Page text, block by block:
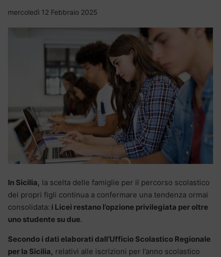
mercoledì 12 Febbraio 2025
In Sicilia, la scelta delle famiglie per il percorso scolastico
dei propri figli continua a confermare una tendenza ormai
consolidata: i Licei restano l’opzione privilegiata per oltre
uno studente su due.
Secondo i dati elaborati dall’Ufficio Scolastico Regionale
per la Sicilia, relativi alle iscrizioni per l’anno scolastico